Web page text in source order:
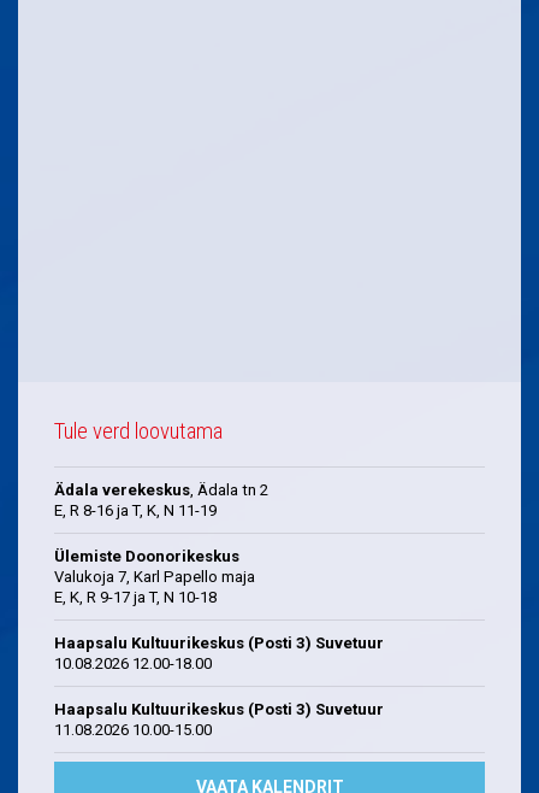
Tule verd loovutama
Ädala verekeskus, Ädala tn 2
E, R 8-16 ja T, K, N 11-19
Ülemiste Doonorikeskus
Valukoja 7, Karl Papello maja
E, K, R 9-17 ja T, N 10-18
Haapsalu Kultuurikeskus (Posti 3) Suvetuur
10.08.2026 12.00-18.00
Haapsalu Kultuurikeskus (Posti 3) Suvetuur
11.08.2026 10.00-15.00
VAATA KALENDRIT